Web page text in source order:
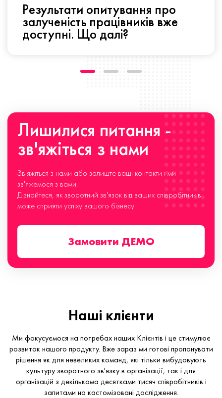
Результати опитування про
залученість працівників вже
доступні. Що далі?
Лишилися питання -
зв'яжіться з нами
Зв'яжіться з нами або залиште ваші контакти і ми
зв'яжемося з вами.
Дізнайтеся, як зворотний зв'язок від ваших співробітників
може сприяти успіху вашого бізнесу
Замовити ДЕМО
Наші клієнти
Ми фокусуємося на потребах наших Клієнтів і це стимулює
розвиток нашого продукту. Вже зараз ми готові пропонувати
рішення як для невеликих команд, які тільки вибудовують
культуру зворотного зв'язку в організації, так і для
організацій з декількома десятками тисяч співробітників і
запитами на кастомізовані дослідження.